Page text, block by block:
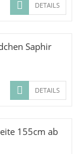
DETAILS
Saphir
DETAILS
155cm ab